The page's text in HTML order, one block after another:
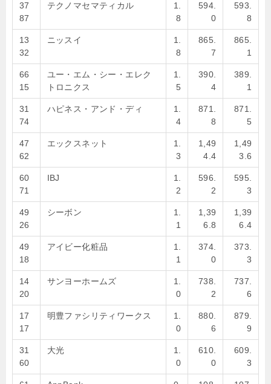
37
87
テクノマセマティカル
1.
8
594.
0
593.
8
13
32
ニッスイ
1.
8
865.
7
865.
1
66
15
ユー・エム・シー・エレク
トロニクス
1.
5
390.
4
389.
1
31
74
ハピネス・アンド・ディ
1.
4
871.
8
871.
5
47
62
エックスネット
1.
3
1,49
4.4
1,49
3.6
60
71
IBJ
1.
2
596.
2
595.
3
49
26
シーボン
1.
1
1,39
6.8
1,39
6.4
49
18
アイビー化粧品
1.
1
374.
0
373.
3
14
20
サンヨーホームズ
1.
0
738.
2
737.
6
17
17
明豊ファシリティワークス
1.
0
880.
6
879.
9
31
60
大光
1.
0
610.
0
609.
3